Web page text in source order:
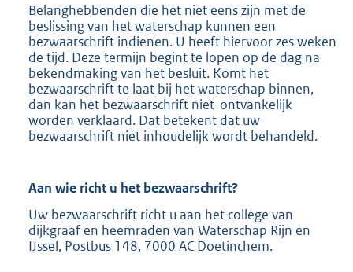
Belanghebbenden die het niet eens zijn met de
beslissing van het waterschap kunnen een
bezwaarschrift indienen. U heeft hiervoor zes weken
de tijd. Deze termijn begint te lopen op de dag na
bekendmaking van het besluit. Komt het
bezwaarschrift te laat bij het waterschap binnen,
dan kan het bezwaarschrift niet-ontvankelijk
worden verklaard. Dat betekent dat uw
bezwaarschrift niet inhoudelijk wordt behandeld.
Aan wie richt u het bezwaarschrift?
Uw bezwaarschrift richt u aan het college van
dijkgraaf en heemraden van Waterschap Rijn en
IJssel, Postbus 148, 7000 AC Doetinchem.